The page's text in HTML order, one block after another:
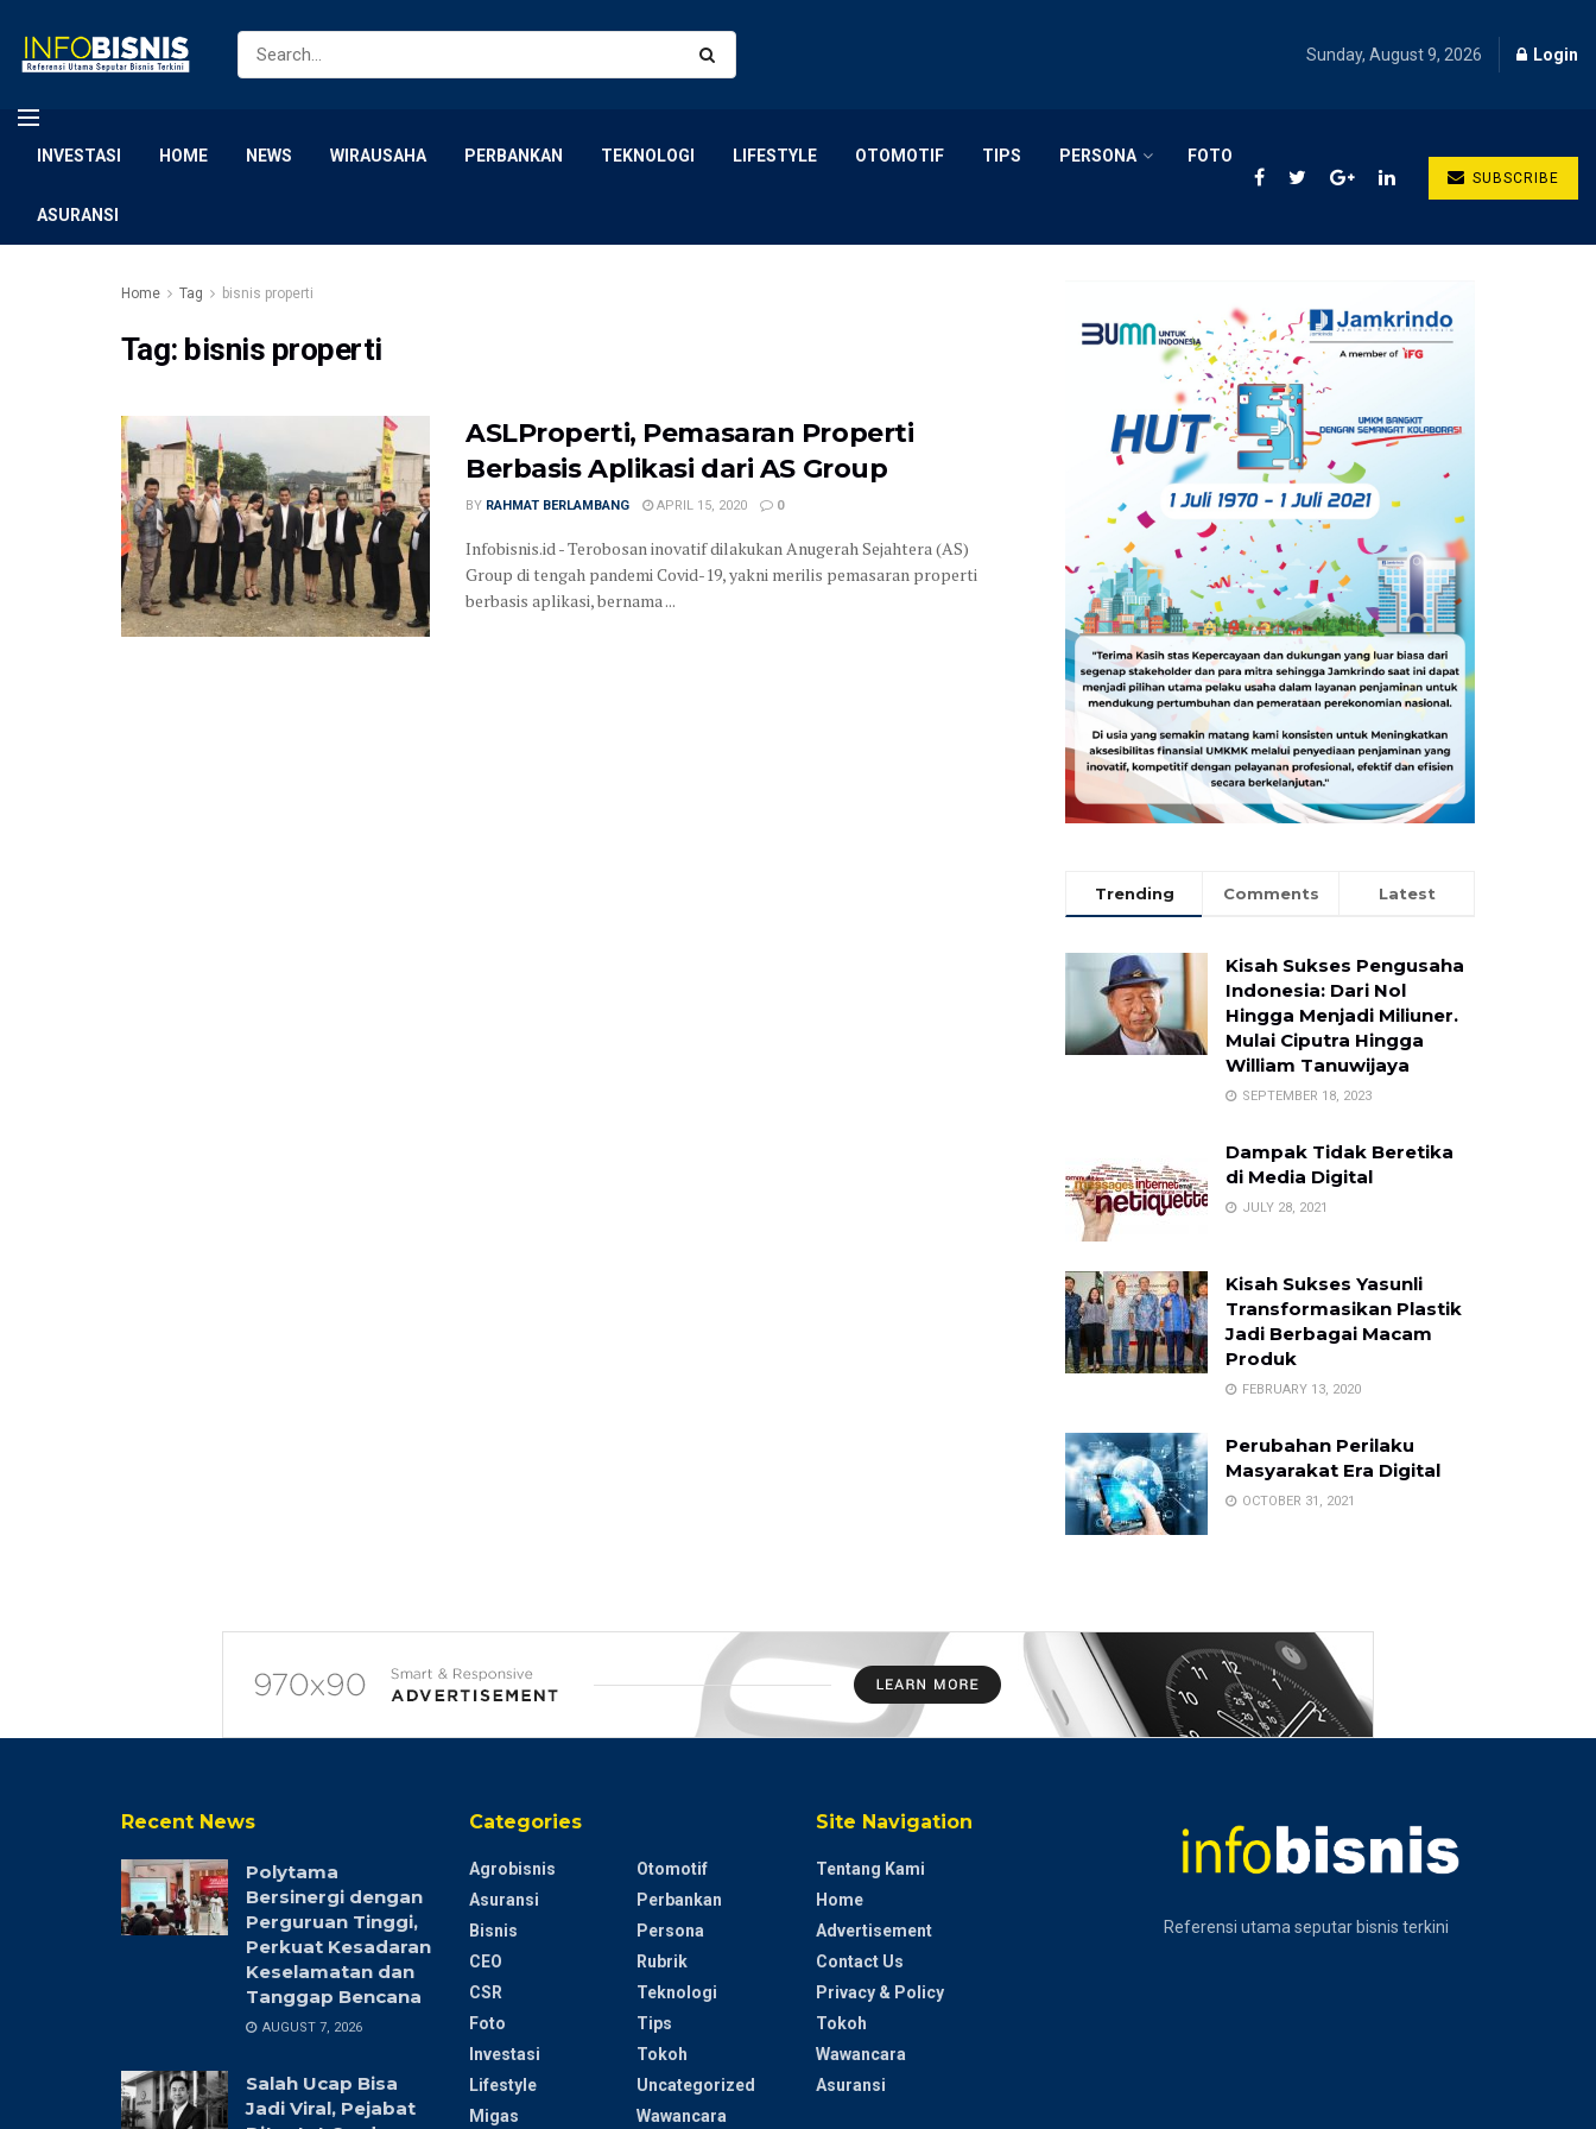
Sunday, August 9, 2026 Login
INVESTASI HOME NEWS WIRAUSAHA PERBANKAN TEKNOLOGI LIFESTYLE OTOMOTIF TIPS PERSONA FOTO
ASURANSI
SUBSCRIBE
Home Tag bisnis properti
Tag: bisnis properti
ASLProperti, Pemasaran Properti
Berbasis Aplikasi dari AS Group
BY RAHMAT BERLAMBANG APRIL 15, 2020 0
Infobisnis.id - Terobosan inovatif dilakukan Anugerah Sejahtera (AS)
Group di tengah pandemi Covid-19, yakni merilis pemasaran properti
berbasis aplikasi, bernama ...
Trending Comments Latest
Kisah Sukses Pengusaha
Indonesia: Dari Nol
Hingga Menjadi Miliuner.
Mulai Ciputra Hingga
William Tanuwijaya
SEPTEMBER 18, 2023
Dampak Tidak Beretika
di Media Digital
JULY 28, 2021
Kisah Sukses Yasunli
Transformasikan Plastik
Jadi Berbagai Macam
Produk
FEBRUARY 13, 2020
Perubahan Perilaku
Masyarakat Era Digital
OCTOBER 31, 2021
Recent News
Polytama
Bersinergi dengan
Perguruan Tinggi,
Perkuat Kesadaran
Keselamatan dan
Tanggap Bencana
AUGUST 7, 2026
Salah Ucap Bisa
Jadi Viral, Pejabat
Categories
Agrobisnis
Asuransi
Bisnis
CEO
CSR
Foto
Investasi
Lifestyle
Migas
Otomotif
Perbankan
Persona
Rubrik
Teknologi
Tips
Tokoh
Uncategorized
Wawancara
Site Navigation
Tentang Kami
Home
Advertisement
Contact Us
Privacy & Policy
Tokoh
Wawancara
Asuransi
Referensi utama seputar bisnis terkini